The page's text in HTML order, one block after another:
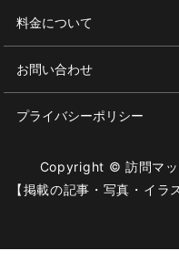
料金について
お問い合わせ
プライバシーポリシー
Copyright © 訪問マ
【掲載の記事・写真・イ